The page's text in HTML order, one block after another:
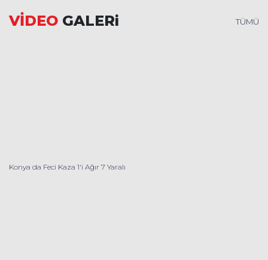
VİDEO GALERi TÜMÜ
Konya da Feci Kaza 1'i Ağır 7 Yaralı